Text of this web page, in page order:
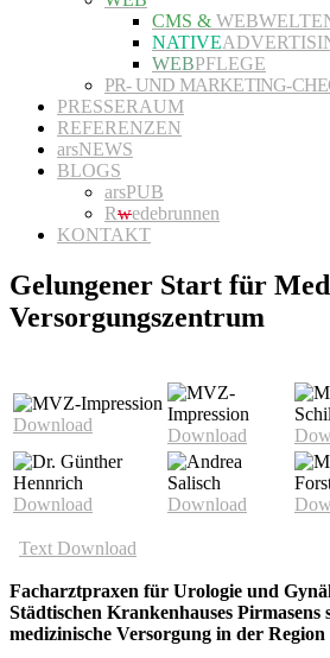
CMS &
NATIVE
WEBPFLEGE
PR- UND MARKETING-
PRESSERAUM
REFERENZEN
arsNEWS
BLOGS
arsPUB
Rwedebrunnen
KONTAKT
Gelungener Start für
Versorgungszentrum
Download
Download
Download Download
Text Download
Facharztpraxen für Urologie und
Städtischen Krankenhauses
medizinische Versorgung in der Region